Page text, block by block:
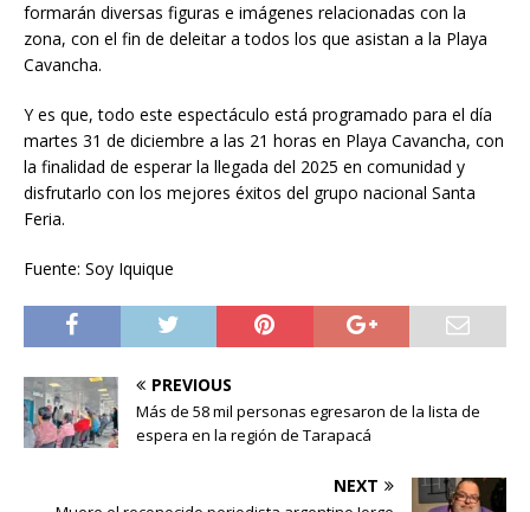
formarán diversas figuras e imágenes relacionadas con la
zona, con el fin de deleitar a todos los que asistan a la Playa
Cavancha.
Y es que, todo este espectáculo está programado para el día
martes 31 de diciembre a las 21 horas en Playa Cavancha, con
la finalidad de esperar la llegada del 2025 en comunidad y
disfrutarlo con los mejores éxitos del grupo nacional Santa
Feria.
Fuente: Soy Iquique
PREVIOUS
Más de 58 mil personas egresaron de la lista de
espera en la región de Tarapacá
NEXT